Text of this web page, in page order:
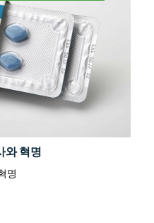
와 혁명
명